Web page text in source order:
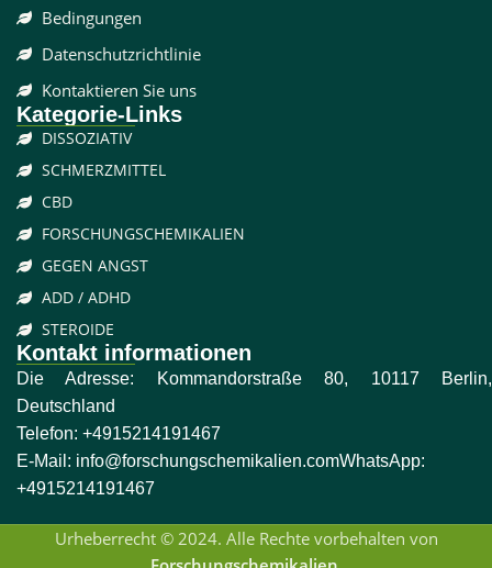
Bedingungen
Datenschutzrichtlinie
Kontaktieren Sie uns
Kategorie-Links
DISSOZIATIV
SCHMERZMITTEL
CBD
FORSCHUNGSCHEMIKALIEN
GEGEN ANGST
ADD / ADHD
STEROIDE
Kontakt informationen
Die Adresse: Kommandorstraße 80, 10117 Berlin,
Deutschland
Telefon: +4915214191467
E-Mail: info@forschungschemikalien.comWhatsApp:
+4915214191467
Urheberrecht © 2024. Alle Rechte vorbehalten von